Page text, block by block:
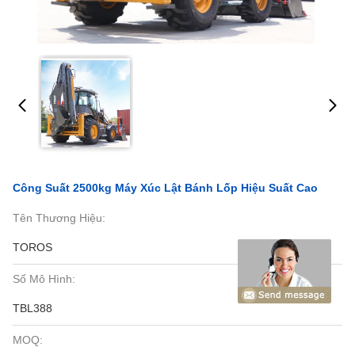
Công Suất 2500kg Máy Xúc Lật Bánh Lốp Hiệu Suất Cao
Tên Thương Hiệu:
TOROS
Số Mô Hình:
TBL388
MOQ: